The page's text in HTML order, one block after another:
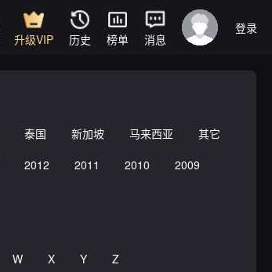
升级VIP 历史 榜单 消息
登录
泰国 新加坡 马来西亚
其它
2012 2011 2010
2009
W X Y
Z